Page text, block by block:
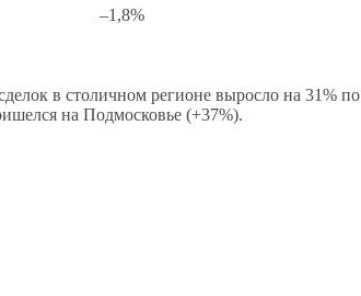
–1,8%
в столичном регионе выросло на 31% по
на Подмосковье (+37%).